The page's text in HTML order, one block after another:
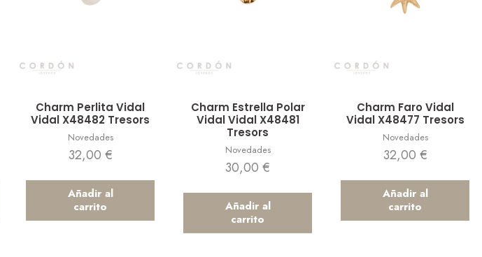
Charm Perlita Vidal
Vidal X48482 Tresors
Novedades
32,00 €
Añadir al
carrito
Charm Estrella Polar
Vidal Vidal X48481
Tresors
Novedades
30,00€
Añadir al
carrito
Charm Faro Vidal
Vidal X48477 Tresors
Novedades
32,00 €
Añadir al
carrito